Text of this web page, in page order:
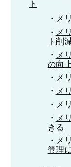
ト
メ
メ
ト削
メ
の向上
メ
メ
メ
メ
きる
メ
管理